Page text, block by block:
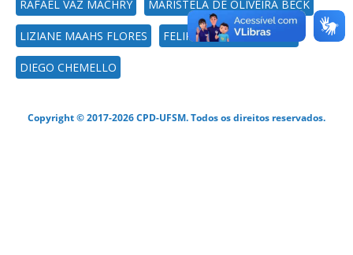
RAFAEL VAZ MACHRY MARISTELA DE OLIVEIRA BECK
LIZIANE MAAHS FLORES FELIPE ANDRÉ MARASCA
DIEGO CHEMELLO
Copyright © 2017-2026 CPD-UFSM. Todos os direitos reservados.